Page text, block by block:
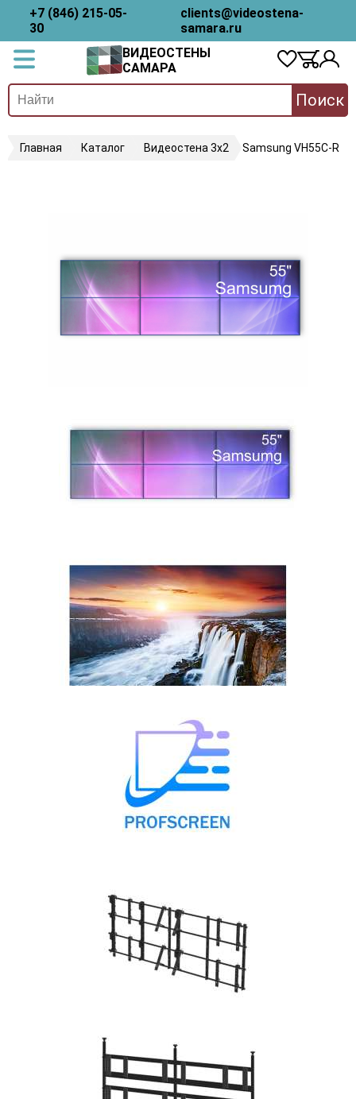
+7 (846) 215-05-
30
clients@videostena-
samara.ru
ВИДЕОСТЕНЫ
САМАРА
Поиск
Главная Каталог Видеостена 3х2 Samsung VH55C-R